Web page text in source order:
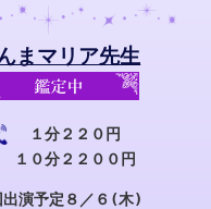
まマリア先生
１分２２０円
１０分２２００円
出演予定８／６(木)